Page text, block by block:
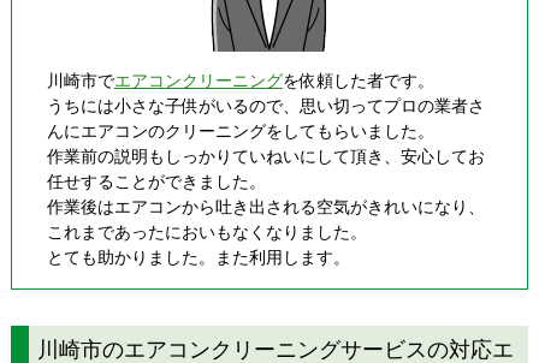
川崎市でエアコンクリーニングを依頼した者です。
うちには小さな子供がいるので、思い切ってプロの業者さ
んにエアコンのクリーニングをしてもらいました。
作業前の説明もしっかりていねいにして頂き、安心してお
任せすることができました。
作業後はエアコンから吐き出される空気がきれいになり、
これまであったにおいもなくなりました。
とても助かりました。また利用します。
川崎市のエアコンクリーニングサービスの対応エ